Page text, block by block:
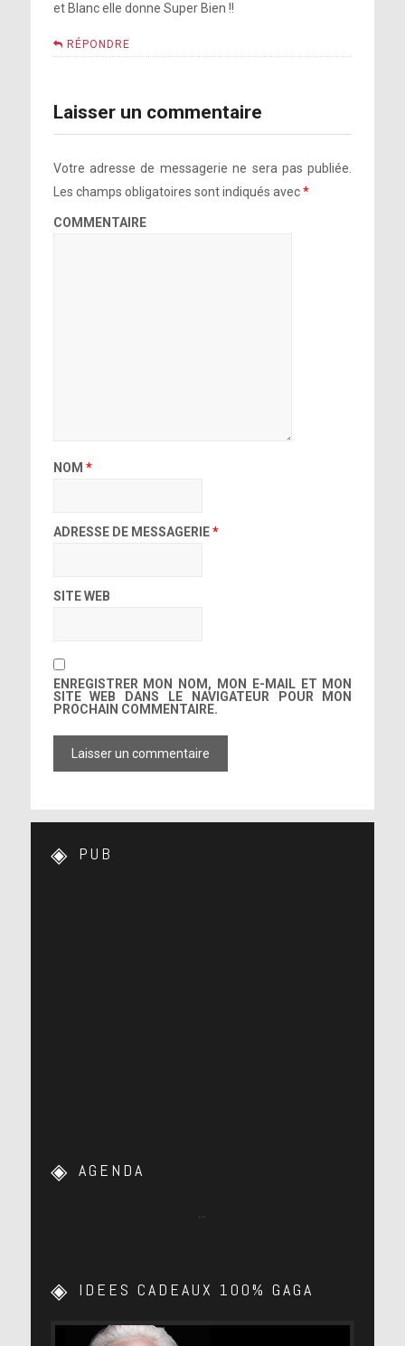
et Blanc elle donne Super Bien !!
RÉPONDRE
Laisser un commentaire
Votre adresse de messagerie ne sera pas publiée.
Les champs obligatoires sont indiqués avec*
COMMENTAIRE
NOM *
ADRESSE DE MESSAGERIE*
SITE WEB
ENREGISTRER MON NOM, MON E-MAIL ET MON
SITE WEB DANS LE NAVIGATEUR POUR MON
PROCHAIN COMMENTAIRE.
PUB
AGENDA
IDEES CADEAUX 100% GAGA